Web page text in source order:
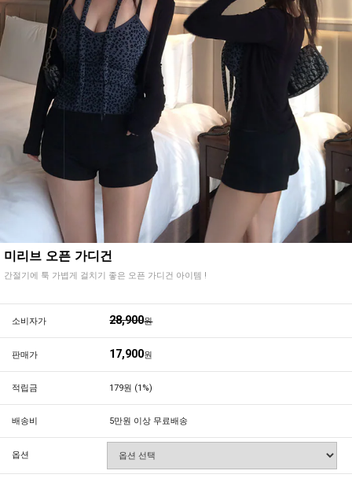
미리브 오픈 가디건
간절기에 툭 가볍게 걸치기 좋은 오픈 가디건 아이템 !
소비자가 28,900원
판매가 17,900원
적립금 179원 (1%)
배송비 5만원 이상 무료배송
옵션